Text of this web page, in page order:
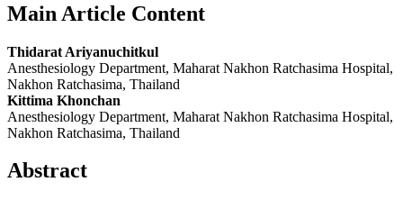
Main Article Content
Thidarat Ariyanuchitkul
Anesthesiology Department, Maharat Nakhon Ratchasima Hospital,
Nakhon Ratchasima, Thailand
Kittima Khonchan
Anesthesiology Department, Maharat Nakhon Ratchasima Hospital,
Nakhon Ratchasima, Thailand
Abstract